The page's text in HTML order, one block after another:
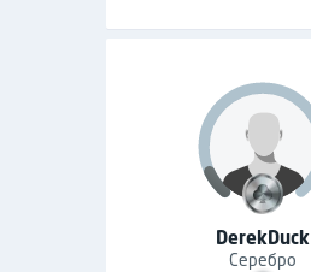
DerekDuck
Серебро